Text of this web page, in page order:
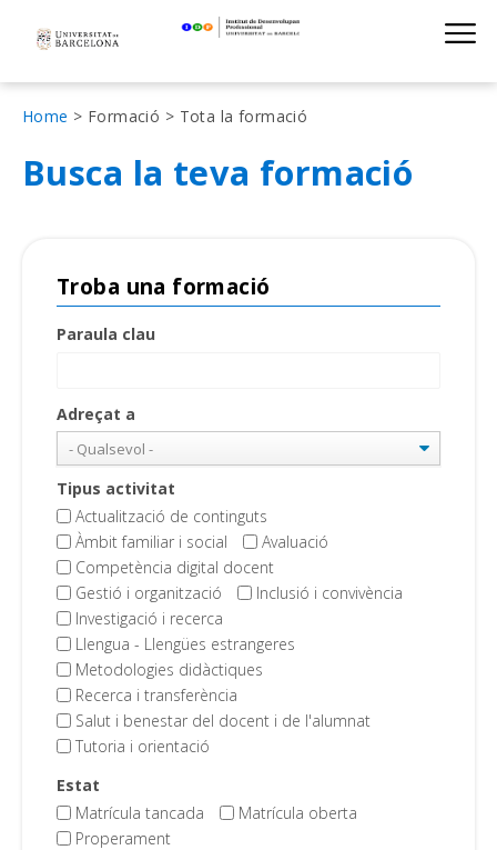
navigation
Institut de
Fil
d'Ariadna
Home Formació Tota la formació
Busca la teva formació
Troba una formació
Paraula clau
Adreçat a
Tipus activitat
Actualització de continguts
Àmbit familiar i social
Avaluació
Competència digital docent
Gestió i organització
Inclusió i convivència
Investigació i recerca
Llengua - Llengües estrangeres
Metodologies didàctiques
Recerca i transferència
Salut i benestar del docent i de l'alumnat
Tutoria i orientació
Estat
Matrícula tancada
Matrícula oberta
Properament